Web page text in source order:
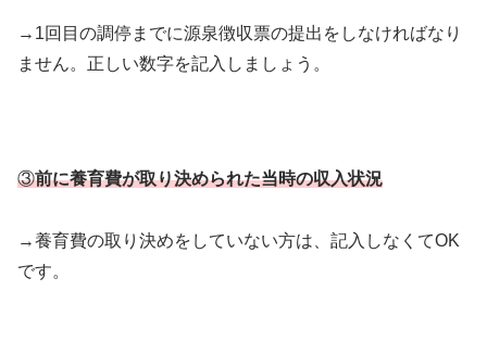
→1回目の調停までに源泉徴収票の提出をしなければなり
ません。正しい数字を記入しましょう。
③前に養育費が取り決められた当時の収入状況
→養育費の取り決めをしていない方は、記入しなくてOK
です。